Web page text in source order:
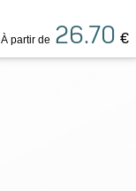
À partir de 26.70 €